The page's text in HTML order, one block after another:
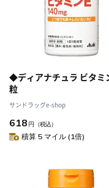
◆ディアナチュラ ビタミ
粒
サンドラッグe-shop
618 円 （税込）
積算 5 マイル (1倍)